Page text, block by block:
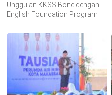
Unggulan KKSS Bone dengan
English Foundation Program